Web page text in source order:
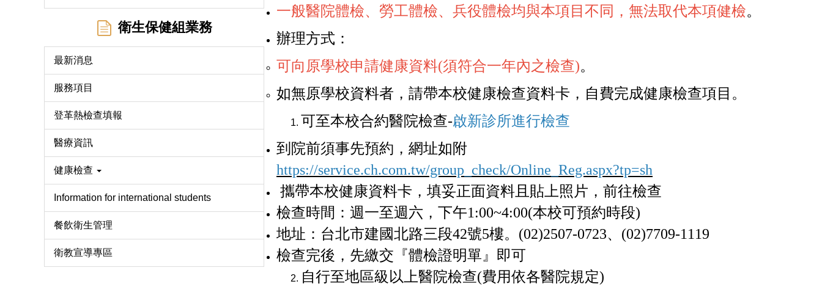
衛生保健組業務
最新消息
服務項目
登革熱檢查填報
醫療資訊
健康檢查
Information for international students
餐飲衛生管理
衛教宣導專區
一般醫院體檢、勞工體檢、兵役體檢均與本項目不同，無法取代本項健檢。
辦理方式：
可向原學校申請健康資料(須符合一年內之檢查)。
如無原學校資料者，請帶本校健康檢查資料卡 ，自費完成健康檢查項目。
可至本校合約醫院檢查-啟新診所進行檢查
到院前須事先預約，網址如附
https://service.ch.com.tw/group_check/Online_Reg.aspx?tp=sh
​​​​​​攜帶本校健康資料卡，填妥正面資料且貼上照片，前往檢查
檢查時間：週一至週六，下午1:00~4:00(本校可預約時段)
地址：台北市建國北路三段42號5樓。(02)2507-0723、(02)7709-1119
檢查完後，先繳交『體檢證明單』即可
自行至地區級以上醫院檢查(費用依各醫院規定)